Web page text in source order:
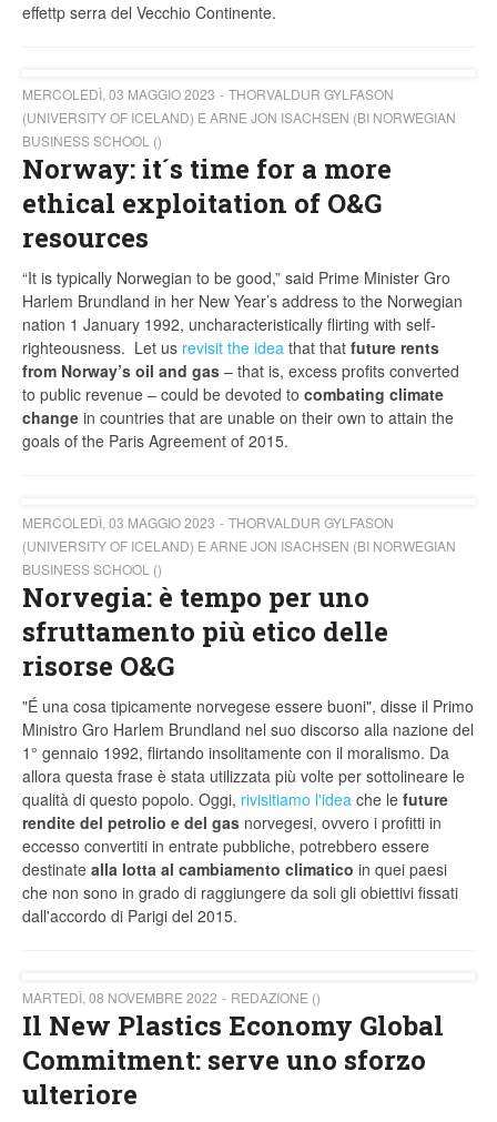
effettp serra del Vecchio Continente.
MERCOLEDÌ, 03 MAGGIO 2023
THORVALDUR GYLFASON
(UNIVERSITY OF ICELAND) E ARNE JON ISACHSEN (BI NORWEGIAN
BUSINESS SCHOOL ()
Norway: it´s time for a more
ethical exploitation of O&G
resources
“It is typically Norwegian to be good,” said Prime Minister Gro
Harlem Brundland in her New Year’s address to the Norwegian
nation 1 January 1992, uncharacteristically flirting with self-
righteousness. Let us revisit the idea that that future rents
from Norway’s oil and gas – that is, excess profits converted
to public revenue – could be devoted to combating climate
change in countries that are unable on their own to attain the
goals of the Paris Agreement of 2015.
MERCOLEDÌ, 03 MAGGIO 2023
THORVALDUR GYLFASON
(UNIVERSITY OF ICELAND) E ARNE JON ISACHSEN (BI NORWEGIAN
BUSINESS SCHOOL ()
Norvegia: è tempo per uno
sfruttamento più etico delle
risorse O&G
"É una cosa tipicamente norvegese essere buoni", disse il Primo
Ministro Gro Harlem Brundland nel suo discorso alla nazione del
1° gennaio 1992, flirtando insolitamente con il moralismo. Da
allora questa frase è stata utilizzata più volte per sottolineare le
qualità di questo popolo. Oggi, rivisitiamo l'idea che le future
rendite del petrolio e del gas norvegesi, ovvero i profitti in
eccesso convertiti in entrate pubbliche, potrebbero essere
destinate alla lotta al cambiamento climatico in quei paesi
che non sono in grado di raggiungere da soli gli obiettivi fissati
dall'accordo di Parigi del 2015.
MARTEDÌ, 08 NOVEMBRE 2022 REDAZIONE ()
Il New Plastics Economy Global
Commitment: serve uno sforzo
ulteriore